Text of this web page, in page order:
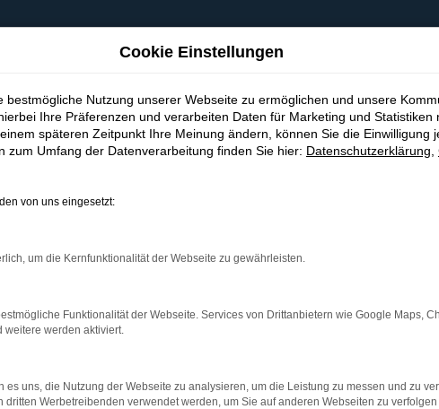
bestimmter Seiten verhindern. Funktioniert die Seite in einem
beheben.
auf dem neuesten Stand sind.
kann auch dazu führen, dass bestimmte Funktionen nicht
Cookie Einstellungen
bestmögliche Nutzung unserer Webseite zu ermöglichen und unsere
Ihre Präferenzen und verarbeiten Daten für Marketing und Statistiken
späteren Zeitpunkt Ihre Meinung ändern, können Sie die Einwilligung
zum Umfang der Datenverarbeitung finden Sie hier: Datenschutzerklärung
von uns eingesetzt:
um die Kernfunktionalität der Webseite zu gewährleisten.
Funktionalität der Webseite. Services von Drittanbietern wie Google Maps,
weitere werden aktiviert.
es uns, die Nutzung der Webseite zu analysieren, um die Leistung zu messen und zu
dritten Werbetreibenden verwendet werden, um Sie auf anderen Webseiten zu